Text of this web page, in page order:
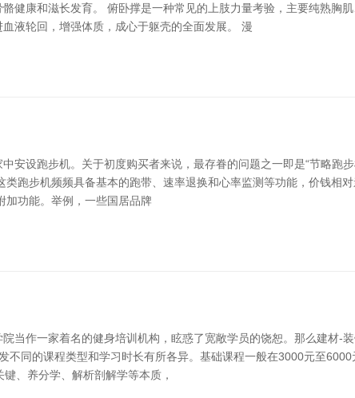
健康和滋长发育。 俯卧撑是一种常见的上肢力量考验，主要纯熟胸
液轮回，增强体质，成心于躯壳的全面发展。 漫
设跑步机。关于初度购买者来说，最存眷的问题之一即是“节略跑
跑步机频频具备基本的跑带、速率退换和心率监测等功能，价钱相
加功能。举例，一些国居品牌
当作一家着名的健身培训机构，眩惑了宽敞学员的饶恕。那么建材-
同的课程类型和学习时长有所各异。基础课程一般在3000元至
、养分学、解析剖解学等本质，